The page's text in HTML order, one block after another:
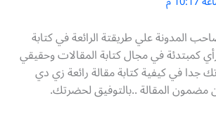
المدونة علي طريقتة الرائعة في كتابة
كمبتدئة في مجال كتابة المقالات وحقيقي
في كيفية كتابة مقالة رائعة زي دي
المقالة ..بالتوفيق لحضرتك.